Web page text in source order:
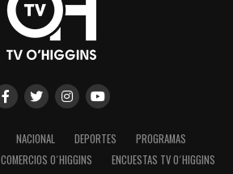
NACIONAL DEPORTES
PROGRAMAS
COMERCIOS O´HIGGINS
ENCUESTAS TV O´HIGGINS